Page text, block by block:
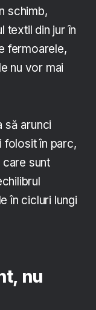
schimb,
textil din jur în
fermoarele,
nu vor mai
să arunci
folosit în parc,
care sunt
în cicluri lungi
nu